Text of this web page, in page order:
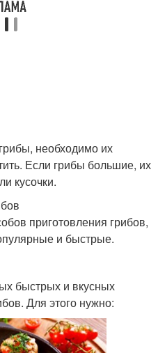
необходимо их
Если грибы большие, их
кусочки.
приготовления грибов,
и быстрые.
быстрых и вкусных
Для этого нужно: